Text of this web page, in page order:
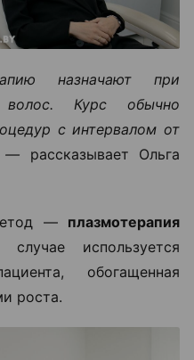
назначают при
волос. Курс обычно
с интервалом от
— рассказывает Ольга
— плазмотерапия
используется
обогащенная
роста.